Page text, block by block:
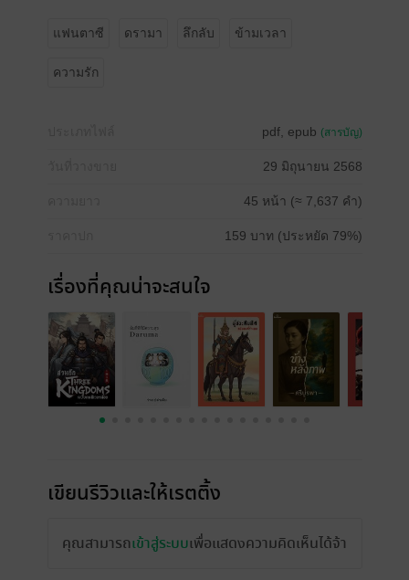
แฟนตาซี ดรามา ลึกลับ ข้ามเวลา
ความรัก
pdf, epub (สารบัญ)
29 มิถุนายน 2568
45 หน้า (≈ 7,637 คำ)
159 บาท (ประหยัด 79%)
เรื่องที่คุณน่าจะสนใจ
เขียนรีวิวและให้เรตติ้ง
คุณสามารถเข้าสู่ระบบเพื่อแสดงความคิดเห็นได้จ้า